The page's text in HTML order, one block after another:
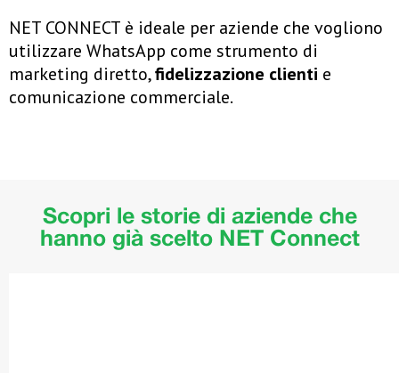
NET CONNECT è ideale per aziende che vogliono
utilizzare WhatsApp come strumento di
marketing diretto,fidelizzazione clienti e
comunicazione commerciale.
Scopri le storie di aziende che
hanno già scelto NET Connect